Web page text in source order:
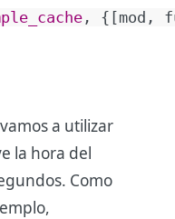
, { [mod ,
a utilizar
la hora del
Como